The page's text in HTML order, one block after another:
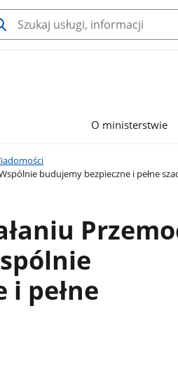
O ministerstwie
budujemy bezpieczne i pełne
pełne